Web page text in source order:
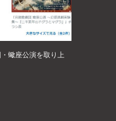
蠍座公演を取り上